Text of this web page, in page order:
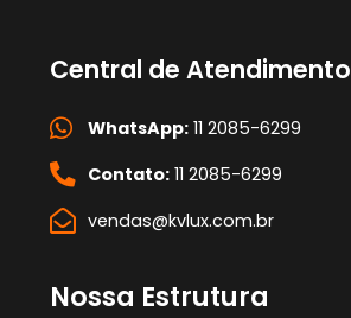
Central de Atendimento
WhatsApp:11 2085-6299
Contato:11 2085-6299
vendas@kvlux.com.br
Nossa Estrutura